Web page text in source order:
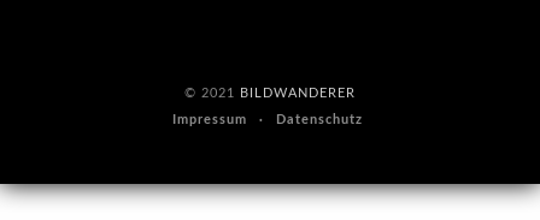
© 2021
BILDWANDERER
Impressum
Datenschutz